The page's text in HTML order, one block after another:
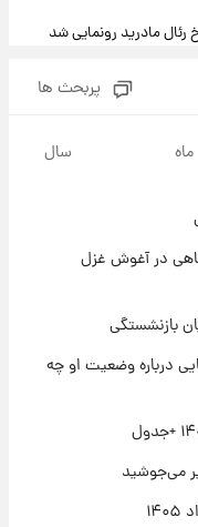
رئال مادرید رونمایی شد
بود؟
با اعداد ویژه
پربحث ها
ماه سال
در آغوش غزل
درباره وضعیت او چه
می‌جوشید